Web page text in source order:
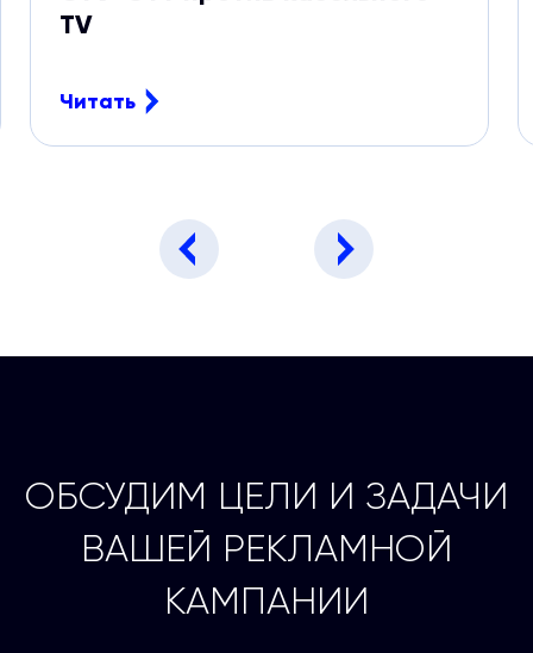
TV
Читать
ОБСУДИМ ЦЕЛИ И ЗАДАЧИ
ВАШЕЙ РЕКЛАМНОЙ
КАМПАНИИ